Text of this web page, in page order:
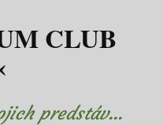
CLUB
predstáv...